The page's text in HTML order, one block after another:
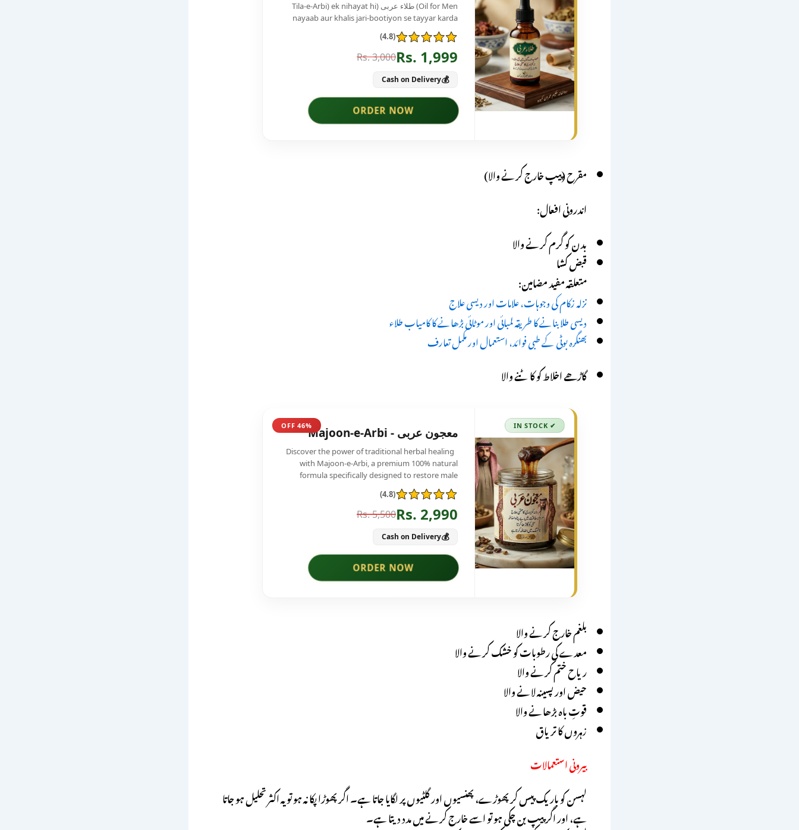
مقرح (پیپ خارج کرنے والا)
اندرونی افعال:
بدن کو گرم کرنے والا
قبض کشا
متعلقہ مفید مضامین:
نزلہ زکام کی وجوہات، علامات اور دیسی علاج
دیسی طلا بنانے کا طریقہ لمبائی اور موٹائی بڑھانے کا کامیاب طلاء
بھنگرہ بوٹی کے طبی فوائد، استعمال اور مکمل تعارف
گاڑھے اخلاط کو کاٹنے والا
بلغم خارج کرنے والا
معدے کی رطوبات کو خشک کرنے والا
ریاح ختم کرنے والا
حیض اور پسینہ لانے والا
قوتِ باہ بڑھانے والا
زہروں کا تریاق
بیرونی استعمالات
لہسن کو باریک پیس کر پھوڑے، پھنسیوں اور گلٹیوں پر لگایا جاتا ہے۔ اگر پھوڑا پکا نہ ہو تو یہ اکثر تحلیل ہو جاتا
ہے، اور اگر پیپ بن چکی ہو تو اسے خارج کرنے میں مدد دیتا ہے۔